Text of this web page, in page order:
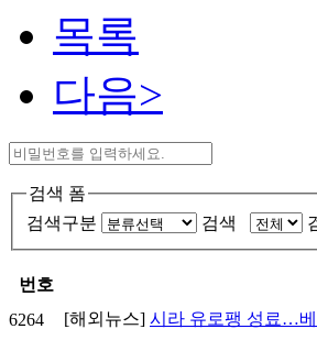
목록
다음>
검색 폼
검색구분
검색
번호
6264
[해외뉴스] 시라 유로팽 성료…